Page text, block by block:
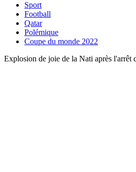
Sport
Football
Qatar
Polémique
Coupe du monde 2022
Explosion de joie de la Nati après l'arrêt